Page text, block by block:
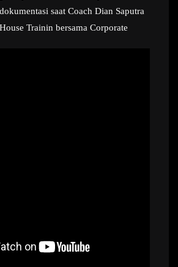
saat Coach Dian Saputra
Trainin bersama Corporate